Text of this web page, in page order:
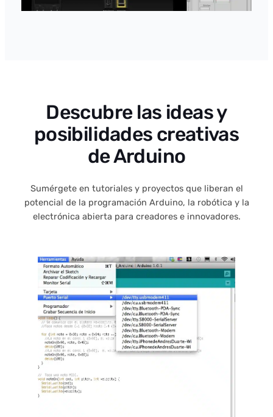
Descubre las ideas y
posibilidades creativas
de Arduino
Sumérgete en tutoriales y proyectos que liberan el
potencial de la programación Arduino, la robótica y la
electrónica abierta para creadores e innovadores.